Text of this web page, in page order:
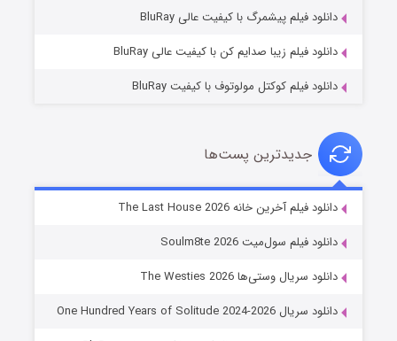
شوگر فصل ۲
دانلود فیلم پیشمرگ با کیفیت عالی BluRay
دانلود فیلم زیبا صدایم کن با کیفیت عالی BluRay
دانلود فیلم کوکتل مولوتوف با کیفیت BluRay
جدیدترین پست‌ها
دانلود فیلم آخرین خانه The Last House 2026
دانلود فیلم سول‌میت Soulm8te 2026
دانلود سریال وستی‌ها The Westies 2026
دانلود سریال One Hundred Years of Solitude 2024-2026